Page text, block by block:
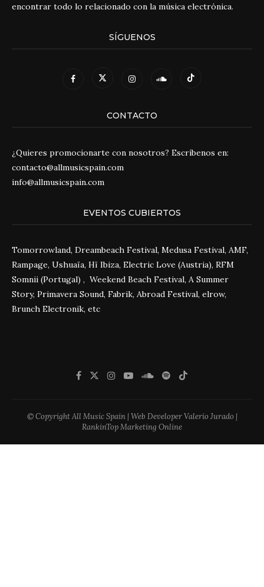
encontrar todo lo relacionado con la música electrónica.
SÍGUENOS
CONTACTO
¿Quieres promocionarte con nosotros? Escríbenos en:
contacto@allmusicspain.com
info@allmusicspain.com
EVENTOS CUBIERTOS
Tomorrowland, Dreambeach Festival, Medusa Festival, AMF,
Rampage, Ushuaïa, Hï Ibiza, Electric Love (Austria), RFM
Somnii (Portugal) , Weekend Beach Festival, A Summer
Story, Primavera Sound, Fabrik, Abroad Festival, elrow,
Brunch Electronik, etc
© Copyright All Music Spain | Web Developer Valerio Jurado |
RankinTop Marketing Online